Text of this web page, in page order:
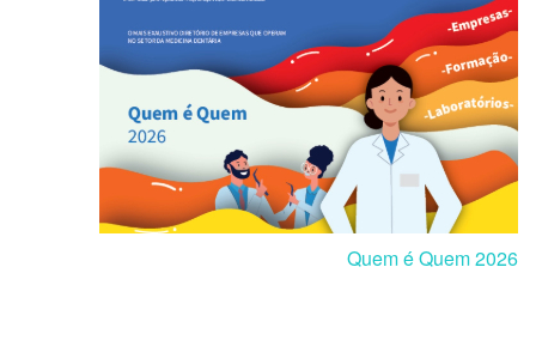
Quem é Quem 2026